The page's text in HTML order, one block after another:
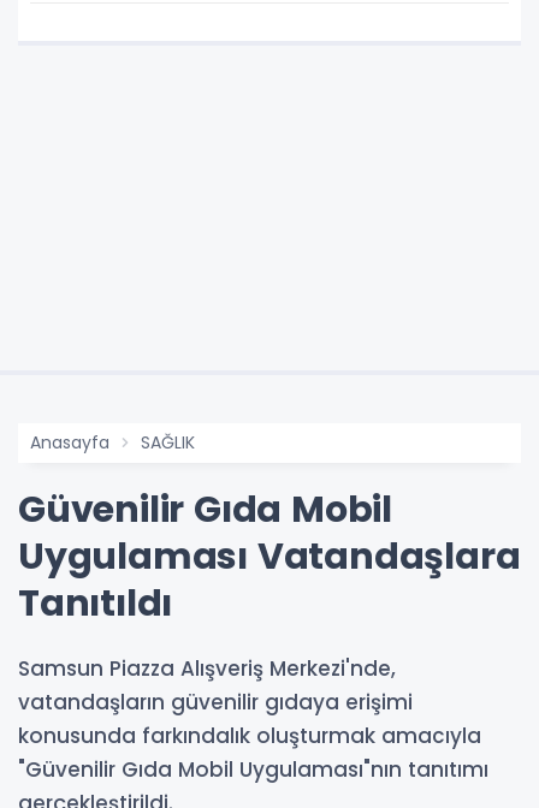
Anasayfa SAĞLIK
Güvenilir Gıda Mobil
Uygulaması Vatandaşlara
Tanıtıldı
Samsun Piazza Alışveriş Merkezi'nde,
vatandaşların güvenilir gıdaya erişimi
konusunda farkındalık oluşturmak amacıyla
"Güvenilir Gıda Mobil Uygulaması"nın tanıtımı